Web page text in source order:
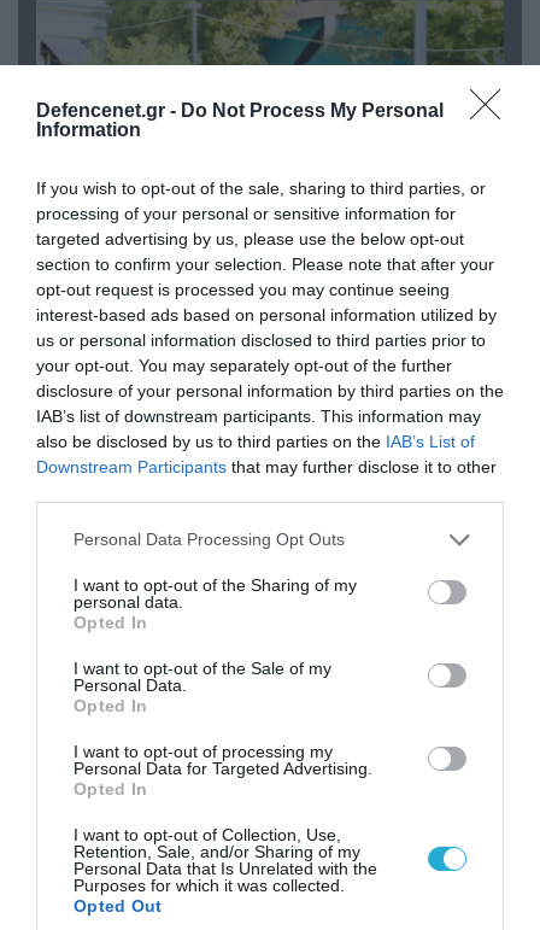
Defencenet.gr - Do Not Process My Personal
Information
If you wish to opt-out of the sale, sharing to third parties, or
processing of your personal or sensitive information for
targeted advertising by us, please use the below opt-out
section to confirm your selection. Please note that after your
opt-out request is processed you may continue seeing
interest-based ads based on personal information utilized by
us or personal information disclosed to third parties prior to
your opt-out. You may separately opt-out of the further
disclosure of your personal information by third parties on the
IAB’s list of downstream participants. This information may
also be disclosed by us to third parties on the IAB’s List of
Downstream Participants that may further disclose it to other
Please note that this website/app uses one or more Google
not limited to your visit or usage behaviour. You may click to
grant or deny consent to Google and its third-party tags to
use your data for below specified purposes in below Google
consent section.
Personal Data Processing Opt Outs
I want to opt-out of the Sharing of my
personal data.
Opted In
I want to opt-out of the Sale of my
Personal Data.
Opted In
I want to opt-out of processing my
Personal Data for Targeted Advertising.
Opted In
I want to opt-out of Collection, Use,
Retention, Sale, and/or Sharing of my
Personal Data that Is Unrelated with the
Purposes for which it was collected.
Opted Out
04.08.2026 | 15:02
Αυτή την ώρα το τελευταίο «αντίο» στον πρώην
υπουργό Ι.Βαρβιτσιώτη (φωτο)
04.08.2026 | 13:02
Πυροσβεστών για την δημοσιογράφο του OPEN
που γέλασε στη φωτιά